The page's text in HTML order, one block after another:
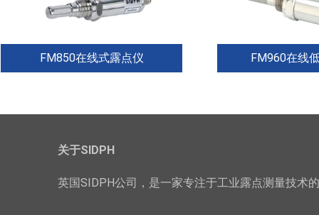
FM850在线式露点仪
信号处理和传输保证了产品高精
干扰不会影响测量精度。校准数据
存储在探头本身，因此，当测量环
FM960在线
燥过程、压缩空气
关于SIDPH
英国SIDPH公司，是一家专注于工业露点测量技术